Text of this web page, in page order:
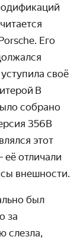
Его
своё
B
собрано
356B
этот
её отличали
внешности.
был
за
слезла,